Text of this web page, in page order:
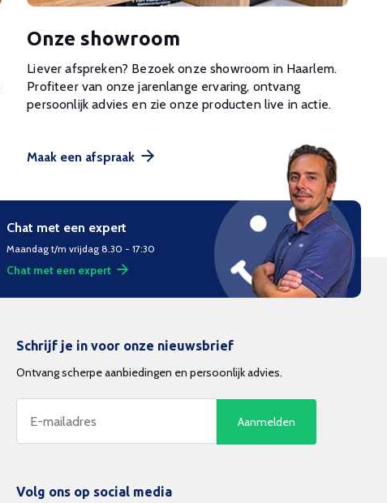
Onze showroom
Liever afspreken? Bezoek onze showroom in Haarlem.
Profiteer van onze jarenlange ervaring, ontvang
persoonlijk advies en zie onze producten live in actie.
Maak een afspraak
Chat met een expert
Maandag t/m vrijdag 8.30 - 17:30
Chat met een expert
Schrijf je in voor onze nieuwsbrief
Ontvang scherpe aanbiedingen en persoonlijk advies.
Aanmelden
Volg ons op social media